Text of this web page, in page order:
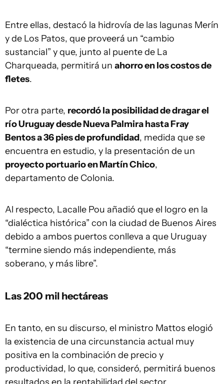
Entre ellas, destacó la hidrovía de las lagunas Merín
y de Los Patos, que proveerá un “cambio
sustancial” y que, junto al puente de La
Charqueada, permitirá un ahorro en los costos de
fletes.
Por otra parte, recordó la posibilidad de dragar el
río Uruguay desde Nueva Palmira hasta Fray
Bentos a 36 pies de profundidad, medida que se
encuentra en estudio, y la presentación de un
proyecto portuario en Martín Chico,
departamento de Colonia.
Al respecto, Lacalle Pou añadió que el logro en la
“dialéctica histórica” con la ciudad de Buenos Aires
debido a ambos puertos conlleva a que Uruguay
“termine siendo más independiente, más
soberano, y más libre”.
Las 200 mil hectáreas
En tanto, en su discurso, el ministro Mattos elogió
la existencia de una circunstancia actual muy
positiva en la combinación de precio y
productividad, lo que, consideró, permitirá buenos